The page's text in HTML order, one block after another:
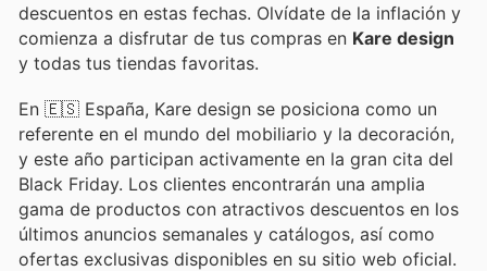
descuentos en estas fechas. Olvídate de la inflación y
comienza a disfrutar de tus compras en Kare design
y todas tus tiendas favoritas.
En 🇪🇸 España, Kare design se posiciona como un
referente en el mundo del mobiliario y la decoración,
y este año participan activamente en la gran cita del
Black Friday. Los clientes encontrarán una amplia
gama de productos con atractivos descuentos en los
últimos anuncios semanales y catálogos, así como
ofertas exclusivas disponibles en su sitio web oficial.